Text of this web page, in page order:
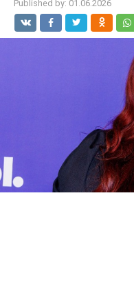
Published by: 01.06.2026